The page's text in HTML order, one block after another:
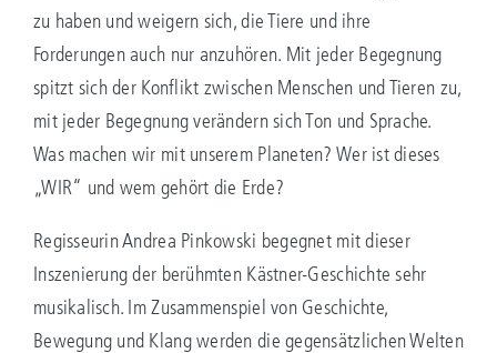
zu haben und weigern sich, die Tiere und ihre
Forderungen auch nur anzuhören. Mit jeder Begegnung
spitzt sich der Konflikt zwischen Menschen und Tieren zu,
mit jeder Begegnung verändern sich Ton und Sprache.
Was machen wir mit unserem Planeten? Wer ist dieses
„WIR“ und wem gehört die Erde?
Regisseurin Andrea Pinkowski begegnet mit dieser
Inszenierung der berühmten Kästner-Geschichte sehr
musikalisch. Im Zusammenspiel von Geschichte,
Bewegung und Klang werden die gegensätzlichen Welten